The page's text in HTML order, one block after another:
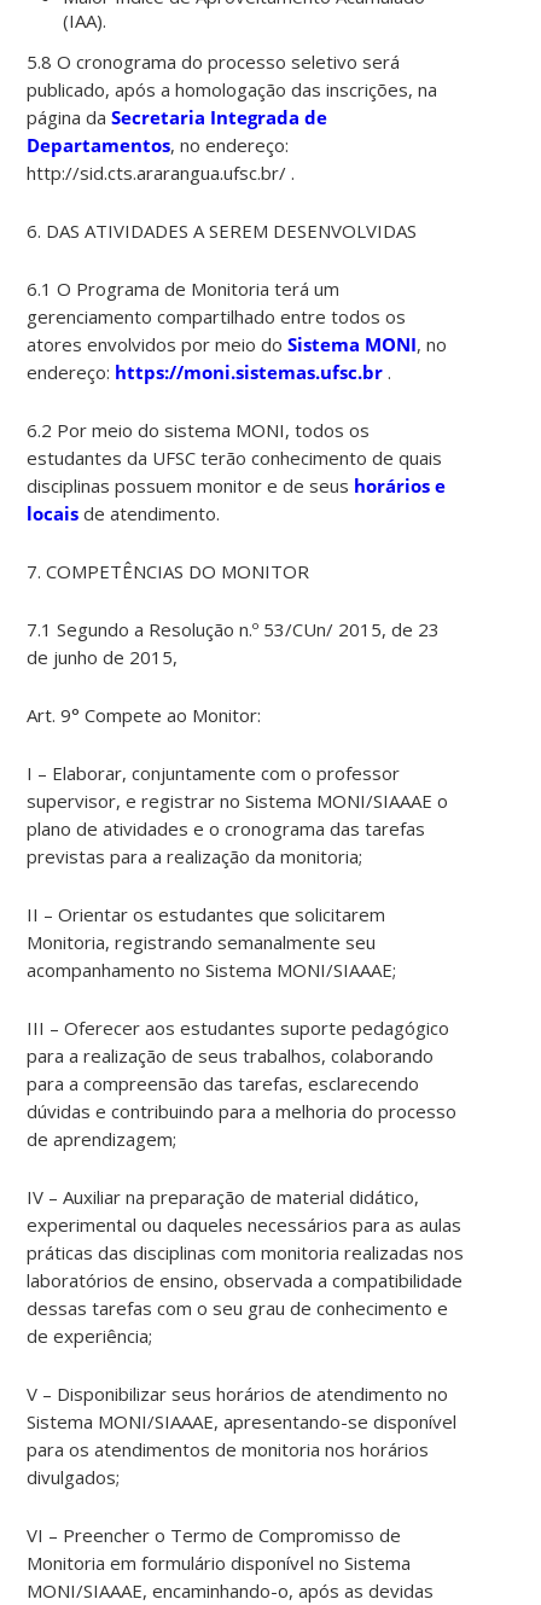
(IAA).
5.8 O cronograma do processo seletivo será
publicado, após a homologação das inscrições, na
página daSecretaria Integrada de
Departamentos, no endereço:
http://sid.cts.ararangua.ufsc.br/ .
6. DAS ATIVIDADES A SEREM DESENVOLVIDAS
6.1 O Programa de Monitoria terá um
gerenciamento compartilhado entre todos os
atores envolvidos por meio doSistema MONI, no
endereço: https://moni.sistemas.ufsc.br .
6.2 Por meio do sistema MONI, todos os
estudantes da UFSC terão conhecimento de quais
disciplinas possuem monitor e de seus horários e
locais de atendimento.
7. COMPETÊNCIAS DO MONITOR
7.1 Segundo a Resolução n.º 53/CUn/ 2015, de 23
de junho de 2015,
Art. 9° Compete ao Monitor:
I – Elaborar, conjuntamente com o professor
supervisor, e registrar no Sistema MONI/SIAAAE o
plano de atividades e o cronograma das tarefas
previstas para a realização da monitoria;
II – Orientar os estudantes que solicitarem
Monitoria, registrando semanalmente seu
acompanhamento no Sistema MONI/SIAAAE;
III – Oferecer aos estudantes suporte pedagógico
para a realização de seus trabalhos, colaborando
para a compreensão das tarefas, esclarecendo
dúvidas e contribuindo para a melhoria do processo
de aprendizagem;
IV – Auxiliar na preparação de material didático,
experimental ou daqueles necessários para as aulas
práticas das disciplinas com monitoria realizadas nos
laboratórios de ensino, observada a compatibilidade
dessas tarefas com o seu grau de conhecimento e
de experiência;
V – Disponibilizar seus horários de atendimento no
Sistema MONI/SIAAAE, apresentando-se disponível
para os atendimentos de monitoria nos horários
divulgados;
VI – Preencher o Termo de Compromisso de
Monitoria em formulário disponível no Sistema
MONI/SIAAAE, encaminhando-o, após as devidas